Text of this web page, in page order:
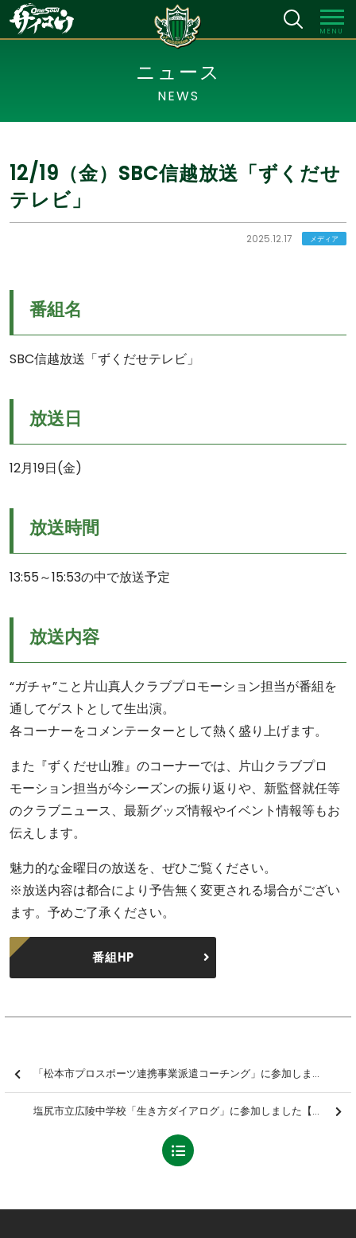
MENU
ニュース
NEWS
12/19（金）SBC信越放送「ずくだせ
テレビ」
2025.12.17 メディア
番組名
SBC信越放送「ずくだせテレビ」
放送日
12月19日(金)
放送時間
13:55～15:53の中で放送予定
放送内容
“ガチャ”こと片山真人クラブプロモーション担当が番組を
通してゲストとして生出演。
各コーナーをコメンテーターとして熱く盛り上げます。
また『ずくだせ山雅』のコーナーでは、片山クラブプロ
モーション担当が今シーズンの振り返りや、新監督就任等
のクラブニュース、最新グッズ情報やイベント情報等もお
伝えします。
魅力的な金曜日の放送を、ぜひご覧ください。
※放送内容は都合により予告無く変更される場合がござい
ます。予めご了承ください。
番組HP
「松本市プロスポーツ連携事業派遣コーチング」に参加しました【報告】
塩尻市立広陵中学校「生き方ダイアログ」に参加しました【報告】